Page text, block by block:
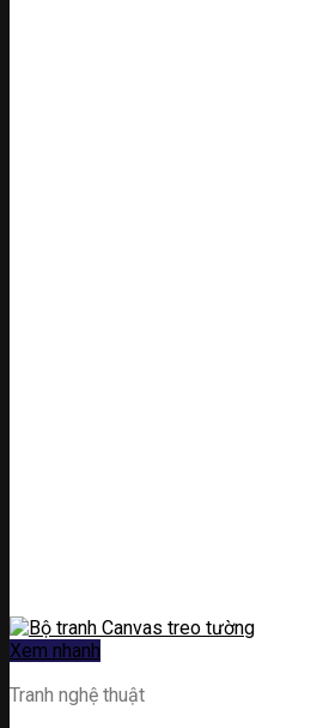
Xem nhanh
Tranh nghệ thuật